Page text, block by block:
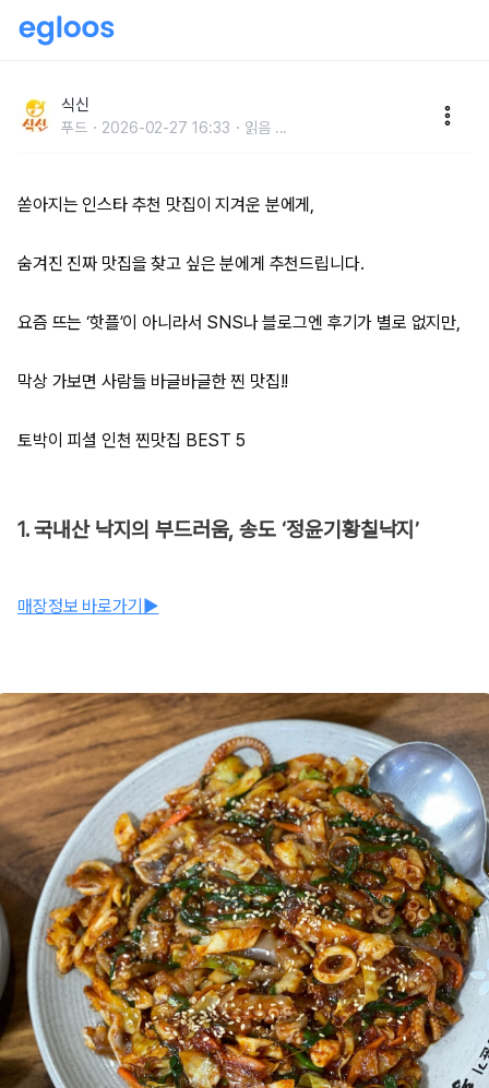
식신
푸드 2026-02-27 16:33 읽음 ...
쏟아지는 인스타 추천 맛집이 지겨운 분에게,
숨겨진 진짜 맛집을 찾고 싶은 분에게 추천드립니다.
요즘 뜨는 ‘핫플’이 아니라서 SNS나 블로그엔 후기가 별로 없지만,
막상 가보면 사람들 바글바글한 찐 맛집!!
토박이 피셜 인천 찐맛집 BEST 5
1. 국내산 낙지의 부드러움, 송도 ‘정윤기황칠낙지’
매장정보 바로가기▶